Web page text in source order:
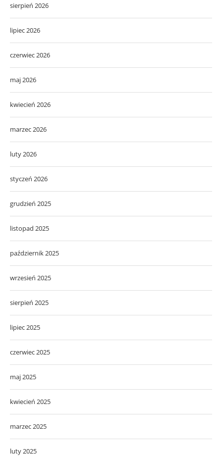
sierpień 2026
lipiec 2026
czerwiec 2026
maj 2026
kwiecień 2026
marzec 2026
luty 2026
styczeń 2026
grudzień 2025
listopad 2025
październik 2025
wrzesień 2025
sierpień 2025
lipiec 2025
czerwiec 2025
maj 2025
kwiecień 2025
marzec 2025
luty 2025